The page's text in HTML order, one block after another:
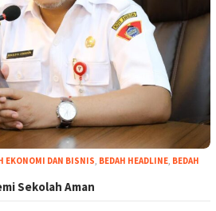
EKONOMI DAN BISNIS BEDAH HEADLINE BEDAH
Sekolah Aman